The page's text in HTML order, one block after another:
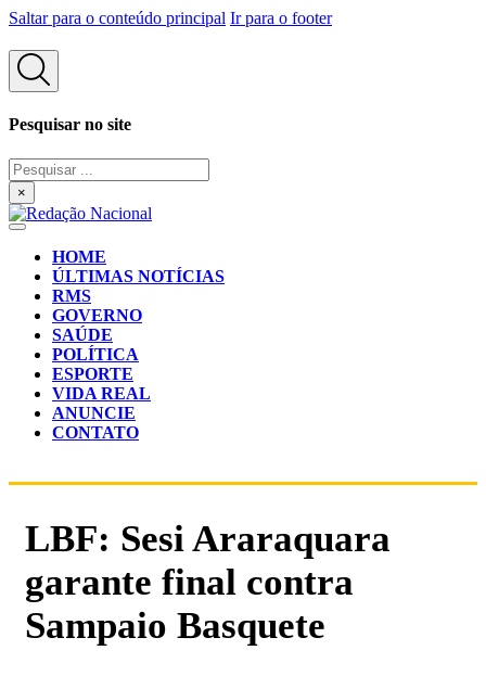
Saltar para o conteúdo principal Ir para o footer
Pesquisar no site
Pesquisar
...×
HOME
ÚLTIMAS NOTÍCIAS
RMS
GOVERNO
SAÚDE
POLÍTICA
ESPORTE
VIDA REAL
ANUNCIE
CONTATO
LBF: Sesi Araraquara
garante final contra
Sampaio Basquete